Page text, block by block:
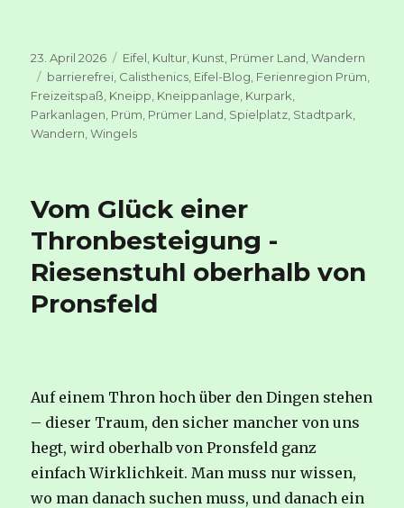
Veröffentlicht
am
23. April 2026 Kategorien
Eifel Kultur Kunst Prümer Land ,Wandern
Schlagwörter
barrierefrei Calisthenics Eifel-Blog Ferienregion Prüm
Freizeitspaß Kneipp Kneippanlage Kurpark
Parkanlagen Prüm Prümer Land Spielplatz Stadtpark
Wandern ,Wingels
Vom Glück einer
Thronbesteigung -
Riesenstuhl oberhalb von
Pronsfeld
Auf einem Thron hoch über den Dingen stehen
– dieser Traum, den sicher mancher von uns
hegt, wird oberhalb von Pronsfeld ganz
einfach Wirklichkeit. Man muss nur wissen,
wo man danach suchen muss, und danach ein